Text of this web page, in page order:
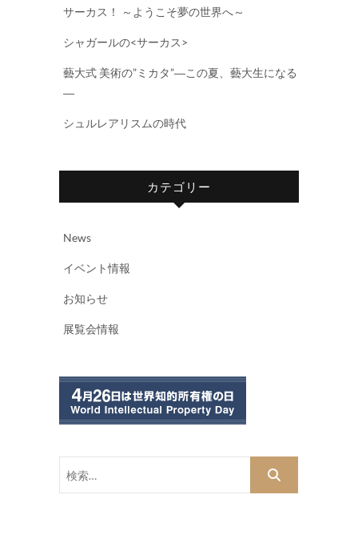
サーカス！ ～ようこそ夢の世界へ～
シャガールの<サーカス>
藝大式 美術の”ミカタ”―この夏、藝大生になる
―
シュルレアリスムの時代
カテゴリー
News
イベント情報
お知らせ
展覧会情報